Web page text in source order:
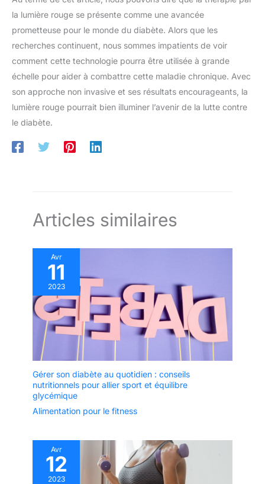
la lumière rouge se présente comme une avancée
prometteuse pour le monde du diabète. Alors que les
recherches continuent, nous sommes impatients de voir
comment cette technologie pourra être utilisée à grande
échelle pour aider à combattre cette maladie chronique. Avec
son approche non invasive et ses résultats encourageants, la
lumière rouge pourrait bien illuminer l’avenir de la lutte contre
le diabète.
Articles similaires
Avr
11
2023
Gérer son diabète au quotidien : conseils
nutritionnels pour allier sport et équilibre
glycémique
Alimentation pour le fitness
Avr
12
2023